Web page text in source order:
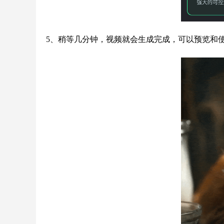
5、稍等几分钟，视频就会生成完成，可以预览和